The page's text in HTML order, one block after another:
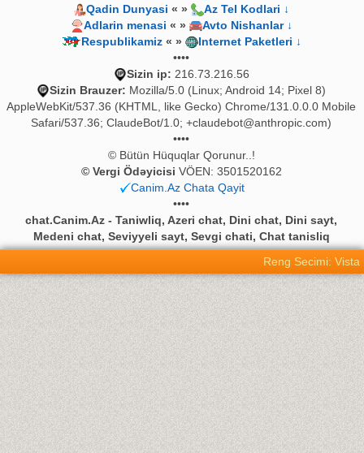
Qadin Dunyasi « »
Az Tel Kodlari ↓
Adlarin menasi « »
Avto Nishanlar ↓
Respublikamiz« »
Internet Paketleri ↓
••••
Sizin ip: 216.73.216.56
Sizin Brauzer: Mozilla/5.0 (Linux; Android 14; Pixel 8)
AppleWebKit/537.36 (KHTML, like Gecko) Chrome/131.0.0.0 Mobile
Safari/537.36; ClaudeBot/1.0; +claudebot@anthropic.com)
••••
© Bütün Hüquqlar Qorunur..!
© Vergi Ödəyicisi VÖEN: 3501520162
Canim.Az Chata Qayit
••••
chat.Canim.Az - Taniwliq, Azeri chat, Dini chat, Dini sayt,
Medeni chat, Seviyyeli sayt, Sevgi chati, Chat tanisliq
Reng Secimi: Vista